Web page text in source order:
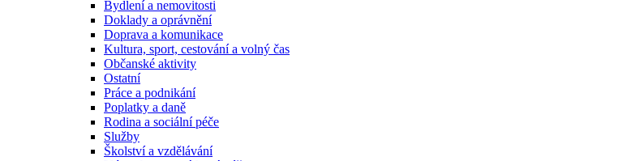
Bydlení a nemovitosti
Doklady a oprávnění
Doprava a komunikace
Kultura, sport, cestování a volný čas
Občanské aktivity
Ostatní
Práce a podnikání
Poplatky a daně
Rodina a sociální péče
Služby
Školství a vzdělávání